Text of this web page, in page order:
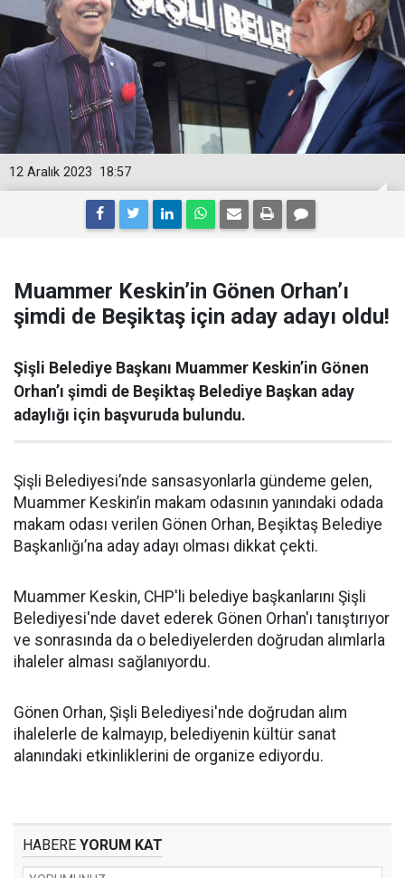
18:57
12 Aralık 2023
Muammer Keskin’in Gönen Orhan’ı
şimdi de Beşiktaş için aday adayı oldu!
Şişli Belediye Başkanı Muammer Keskin’in Gönen
Orhan’ı şimdi de Beşiktaş Belediye Başkan aday
adaylığı için başvuruda bulundu.
Şişli Belediyesi’nde sansasyonlarla gündeme gelen,
Muammer Keskin’in makam odasının yanındaki odada
makam odası verilen Gönen Orhan, Beşiktaş Belediye
Başkanlığı’na aday adayı olması dikkat çekti.
Muammer Keskin, CHP'li belediye başkanlarını Şişli
Belediyesi'nde davet ederek Gönen Orhan'ı tanıştırıyor
ve sonrasında da o belediyelerden doğrudan alımlarla
ihaleler alması sağlanıyordu.
Gönen Orhan, Şişli Belediyesi'nde doğrudan alım
ihalelerle de kalmayıp, belediyenin kültür sanat
alanındaki etkinliklerini de organize ediyordu.
HABERE YORUM KAT